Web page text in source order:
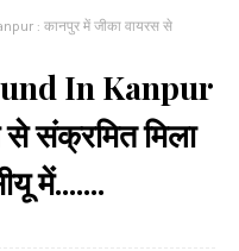
: कानपुर में जीका वायरस से
In Kanpur
संक्रमित मिला
में.......